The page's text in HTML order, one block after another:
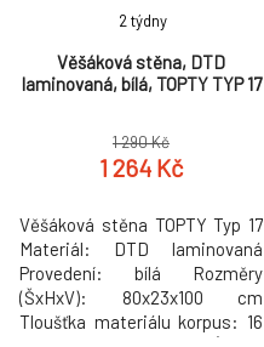
Věšáková stěna, DTD
laminovaná, bílá, TOPTY TYP 17
2 týdny
1 290 Kč
1 264 Kč
Věšáková stěna TOPTY Typ 17
Materiál: DTD laminovaná
Provedení: bílá Rozměry
(ŠxHxV): 80x23x100 cm
Tloušťka materiálu korpus: 16